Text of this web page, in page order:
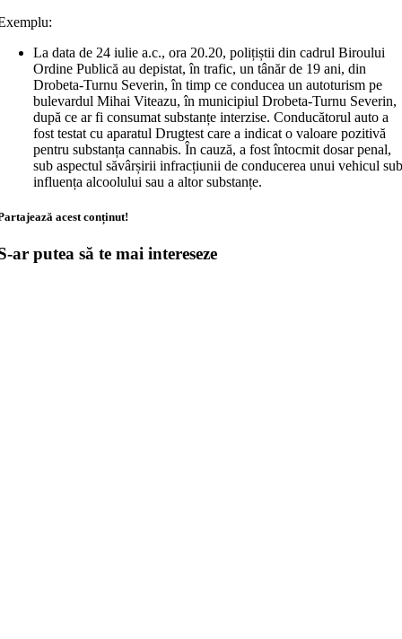
La data de 24 iulie a.c., ora 20.20, polițiștii din cadrul Biroului
Ordine Publică au depistat, în trafic, un tânăr de 19 ani, din
Drobeta-Turnu Severin, în timp ce conducea un autoturism pe
bulevardul Mihai Viteazu, în municipiul Drobeta-Turnu Severin,
după ce ar fi consumat substanțe interzise. Conducătorul auto a
fost testat cu aparatul Drugtest care a indicat o valoare pozitivă
pentru substanța cannabis. În cauză, a fost întocmit dosar penal,
sub aspectul săvârșirii infracțiunii de conducerea unui vehicul
influența alcoolului sau a altor substanțe.
acest conținut!
ar putea să te mai intereseze